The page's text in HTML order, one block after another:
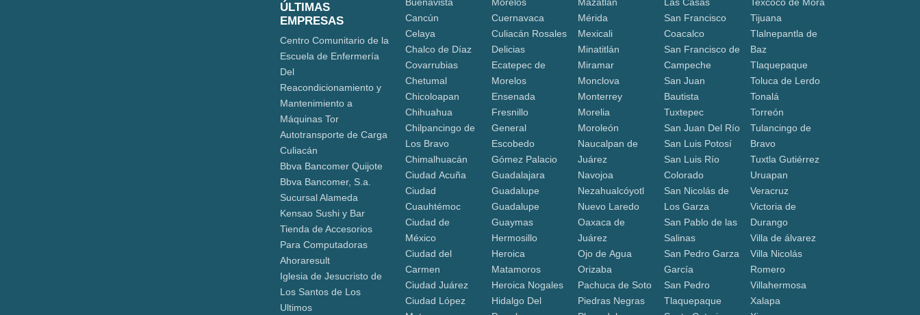
ÚLTIMAS
EMPRESAS
Centro Comunitario de la
Escuela de Enfermería
Del
Reacondicionamiento y
Mantenimiento a
Máquinas Tor
Autotransporte de Carga
Culiacán
Bbva Bancomer Quijote
Bbva Bancomer, S.a.
Sucursal Alameda
Kensao Sushi y Bar
Tienda de Accesorios
Para Computadoras
Ahoraresult
Iglesia de Jesucristo de
Los Santos de Los
Ultimos
Cancún
Celaya
Chalco de Díaz
Covarrubias
Chetumal
Chicoloapan
Chihuahua
Chilpancingo de
Los Bravo
Chimalhuacán
Ciudad Acuña
Ciudad
Cuauhtémoc
Ciudad de
México
Ciudad del
Carmen
Ciudad Juárez
Ciudad López
Cuernavaca
Culiacán Rosales
Delicias
Ecatepec de
Morelos
Ensenada
Fresnillo
General
Escobedo
Gómez Palacio
Guadalajara
Guadalupe
Guadalupe
Guaymas
Hermosillo
Heroica
Matamoros
Heroica Nogales
Hidalgo Del
Mérida
Mexicali
Minatitlán
Miramar
Monclova
Monterrey
Morelia
Moroleón
Naucalpan de
Juárez
Navojoa
Nezahualcóyotl
Nuevo Laredo
Oaxaca de
Juárez
Ojo de Agua
Orizaba
Pachuca de Soto
Piedras Negras
San Francisco
Coacalco
San Francisco de
Campeche
San Juan
Bautista
Tuxtepec
San Juan Del Río
San Luis Potosí
San Luis Río
Colorado
San Nicolás de
Los Garza
San Pablo de las
Salinas
San Pedro Garza
García
San Pedro
Tlaquepaque
Tijuana
Tlalnepantla de
Baz
Tlaquepaque
Toluca de Lerdo
Tonalá
Torreón
Tulancingo de
Bravo
Tuxtla Gutiérrez
Uruapan
Veracruz
Victoria de
Durango
Villa de álvarez
Villa Nicolás
Romero
Villahermosa
Xalapa